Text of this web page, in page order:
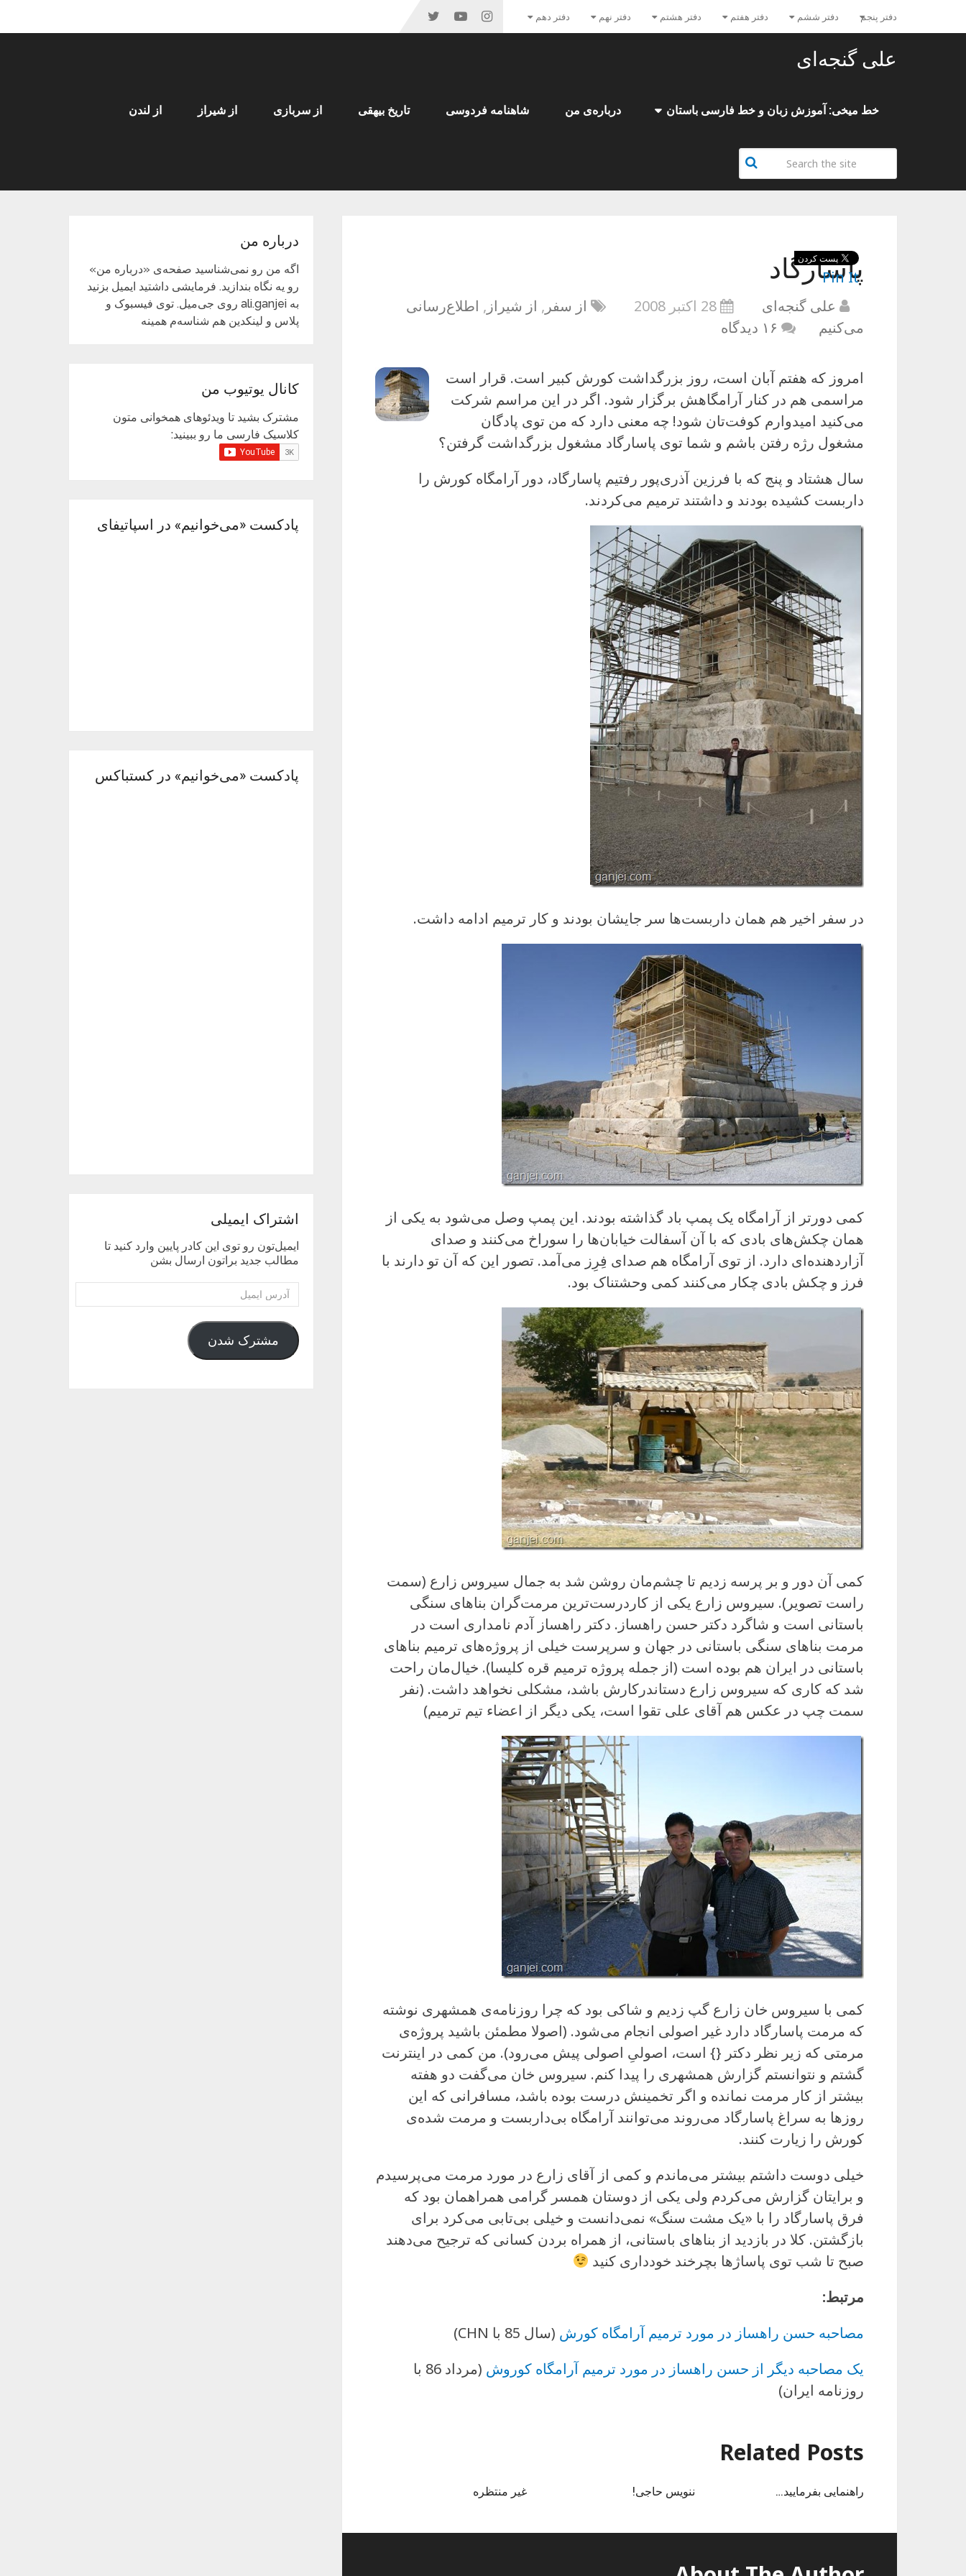
دفتر پنجم دفتر ششم دفتر هفتم دفتر هشتم دفتر نهم دفتر دهم
علی گنجه‌ای
خط میخی: آموزش زبان و خط فارسی باستان درباره‌ی من شاهنامه فردوسی تاریخ بیهقی از سربازی از شیراز از لندن
پاسارگاد
علی گنجه‌ای 28 اکتبر 2008 از سفر , از شیراز , اطلاع‌رسانی
می‌کنیم
۱۶ دیدگاه
امروز که هفتم آبان است، روز بزرگداشت کورش کبیر است. قرار است
مراسمی هم در کنار آرامگاهش برگزار شود. اگر در این مراسم شرکت
می‌کنید امیدوارم کوفت‌تان شود! چه معنی دارد که من توی پادگان
مشغول رژه رفتن باشم و شما توی پاسارگاد مشغول بزرگداشت گرفتن؟
سال هشتاد و پنج که با فرزین آذری‌پور رفتیم پاسارگاد، دور آرامگاه کورش را
داربست کشیده بودند و داشتند ترمیم می‌کردند.
در سفر اخیر هم همان داربست‌ها سر جایشان بودند و کار ترمیم ادامه داشت.
کمی دورتر از آرامگاه یک پمپ باد گذاشته بودند. این پمپ وصل می‌شود به یکی از
همان چکش‌های بادی که با آن آسفالت خیابان‌ها را سوراخ می‌کنند و صدای
آزاردهنده‌ای دارد. از توی آرامگاه هم صدای فِرِز می‌آمد. تصور این که آن تو دارند با
فرز و چکش بادی چکار می‌کنند کمی وحشتناک بود.
کمی آن دور و بر پرسه زدیم تا چشم‌مان روشن شد به جمال سیروس زارع (سمت
راست تصویر). سیروس زارع یکی از کاردرست‌ترین مرمت‌گران بناهای سنگی
باستانی است و شاگرد دکتر حسن راهساز. دکتر راهساز آدم نامداری است در
مرمت بناهای سنگی باستانی در جهان و سرپرست خیلی از پروژه‌های ترمیم بناهای
باستانی در ایران هم بوده است (از جمله پروژه ترمیم قره کلیسا). خیال‌مان راحت
شد که کاری که سیروس زارع دستاندرکارش باشد، مشکلی نخواهد داشت. (نفر
سمت چپ در عکس هم آقای علی تقوا است، یکی دیگر از اعضاء تیم ترمیم)
کمی با سیروس خان زارع گپ زدیم و شاکی بود که چرا روزنامه‌ی همشهری نوشته
که مرمت پاسارگاد دارد غیر اصولی انجام می‌شود. (اصولا مطمئن باشید پروژه‌ی
مرمتی که زیر نظر دکتر {} است، اصولیِ اصولی پیش می‌رود). من کمی در اینترنت
گشتم و نتوانستم گزارش همشهری را پیدا کنم. سیروس خان می‌گفت دو هفته
بیشتر از کار مرمت نمانده و اگر تخمینش درست بوده باشد، مسافرانی که این
روزها به سراغ پاسارگاد می‌روند می‌توانند آرامگاه بی‌داربست و مرمت شده‌ی
کورش را زیارت کنند.
خیلی دوست داشتم بیشتر می‌ماندم و کمی از آقای زارع در مورد مرمت می‌پرسیدم
و برایتان گزارش می‌کردم ولی یکی از دوستان همسر گرامی همراهمان بود که
فرق پاسارگاد را با «یک مشت سنگ» نمی‌دانست و خیلی بی‌تابی می‌کرد برای
بازگشتن. کلا در بازدید از بناهای باستانی، از همراه بردن کسانی که ترجیح می‌دهند
صبح تا شب توی پاساژها بچرخند خودداری کنید
مرتبط:
مصاحبه حسن راهساز در مورد ترمیم آرامگاه کورش (سال 85 با CHN)
یک مصاحبه دیگر از حسن راهساز در مورد ترمیم آرامگاه کوروش
(مرداد 86 با
روزنامه ایران)
Pin It
Related Posts
راهنمایی بفرمایید… ننویس حاجی! غیر منتظره
درباره من
اگه من رو نمی‌شناسید صفحه‌ی «درباره من»
رو یه نگاه بندازید. فرمایشی داشتید ایمیل بزنید
به ali.ganjei روی جی‌میل. توی فیسبوک و
پلاس و لینکدین هم شناسه‌م همینه
کانال یوتیوب من
مشترک بشید تا ویدئوهای همخوانی متون
کلاسیک فارسی ما رو ببینید:
پادکست «می‌خوانیم» در اسپاتیفای
پادکست «می‌خوانیم» در کستباکس
اشتراک ایمیلی
ایمیل‌تون رو توی این کادر پایین وارد کنید تا
مطالب جدید براتون ارسال بشن
آدرس
ایمیل
مشترک شدن